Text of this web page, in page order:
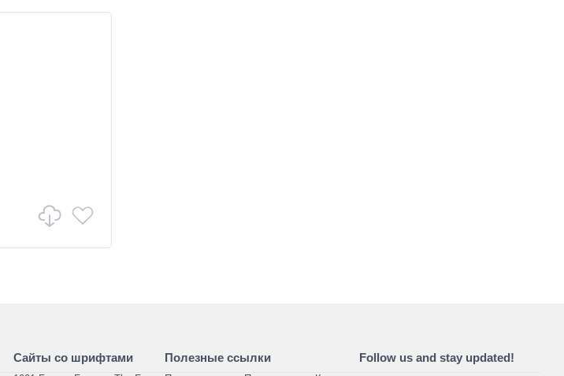
Сайты со шрифтами Полезные ссылки Follow us and stay updated!